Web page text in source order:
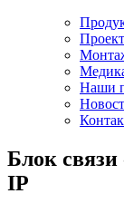
Наши
Блок связи
IP